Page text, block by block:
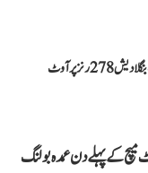
پر آوٹ
کے پہلے دن عمدہ بولنگ